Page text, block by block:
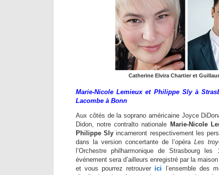
Catherine Elvira Chartier et
Marie-Nicole Lemieux et Philippe Sly à
Lacombe à Bonn
Aux côtés de la soprano américaine Joyce
Didon, notre contralto nationale Marie-Nicole
Philippe Sly incarneront respectivement les
dans la version concertante de l’opéra Les
l’Orchestre philharmonique de Strasbourg
événement sera d’ailleurs enregistré par la
et vous pourrez retrouverici l’ensemble des